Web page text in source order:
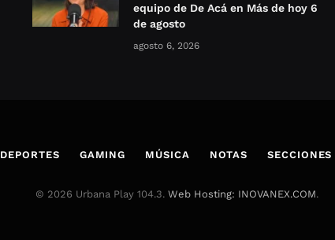
equipo de De Acá en Más de hoy 6
de agosto
agosto 6, 2026
DEPORTES GAMING MÚSICA NOTAS SECCIONES
© 2026 Urbana Play 104.3. Web Hosting: INOVANEX.COM.